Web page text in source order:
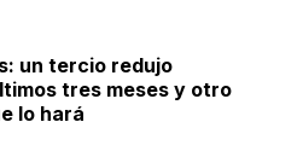
un tercio redujo
tres meses y otro
lo hará